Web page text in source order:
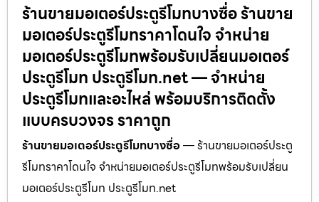
ร้านขายมอเตอร์ประตูรีโมทบางซื่อ ร้านขาย
มอเตอร์ประตูรีโมทราคาโดนใจ จำหน่าย
มอเตอร์ประตูรีโมทพร้อมรับเปลี่ยนมอเตอร์
ประตูรีโมท ประตูรีโมท.net — จำหน่าย
ประตูรีโมทและอะไหล่ พร้อมบริการติดตั้ง
แบบครบวงจร ราคาถูก
ร้านขายมอเตอร์ประตูรีโมทบางซื่อ— ร้านขายมอเตอร์ประตู
รีโมทราคาโดนใจ จำหน่ายมอเตอร์ประตูรีโมทพร้อมรับเปลี่ยน
มอเตอร์ประตูรีโมท ประตูรีโมท.net